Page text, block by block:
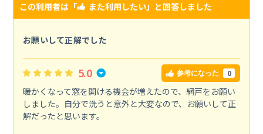
この利用者は「 また利用したい」と回答しました
お願いして正解でした
5.0 参考になった 0
暖かくなって窓を開ける機会が増えたので、網戸をお願い
しました。自分で洗うと意外と大変なので、お願いして正
解だったと思います。